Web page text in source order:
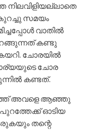
നിലവിളിയല്ലാതെ
സമയം
വാതില്‍
കണ്ടു
ചോരയില്‍
ചോര
കണ്ടത്.
അവളെ ആഞ്ഞു
പുറത്തേക്ക് ഓടിയ
തന്റെ